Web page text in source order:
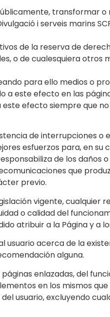
transformar o
i serveis marins
de la reserva de
o de cualesquiera otros
para ello medios o
a este efecto en las
efecto siempre que
de interrupciones o
esfuerzos para, en su
de los daños
que
previo.
vigente, cualquier
o calidad del
atribuir a la Página y a
usuario acerca de la
alguna.
enlazadas, del
en los mismos
usuario, excluyendo